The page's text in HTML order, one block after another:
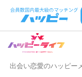
出会い恋愛のハッピー